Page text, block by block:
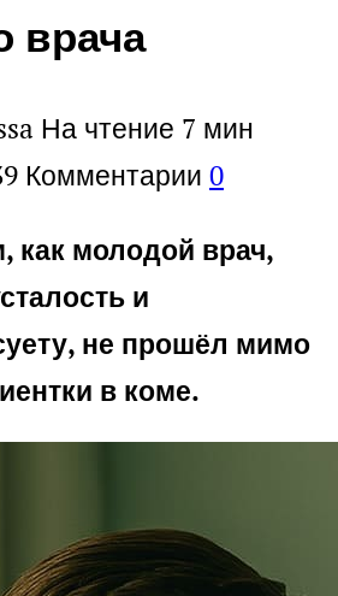
врача
На чтение 7 мин
Комментарии 0
как молодой врач,
и
не прошёл мимо
в коме.